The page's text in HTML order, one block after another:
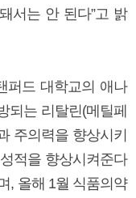
서는 안 된다”고 밝
드 대학교의 애나
되는 리탈린(메틸페
주의력을 향상시키
적을 향상시켜준다
, 올해 1월 식품의약